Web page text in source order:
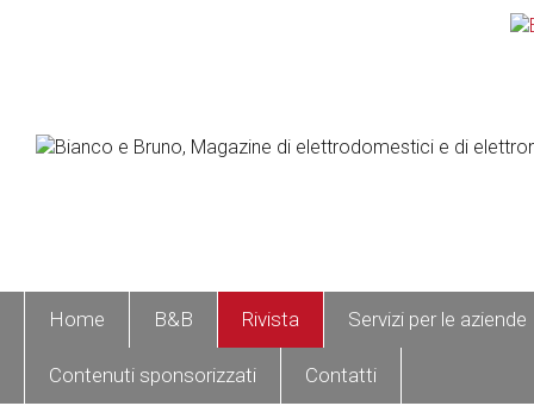
Home B&B Rivista Servizi per le aziende
Contenuti sponsorizzati Contatti